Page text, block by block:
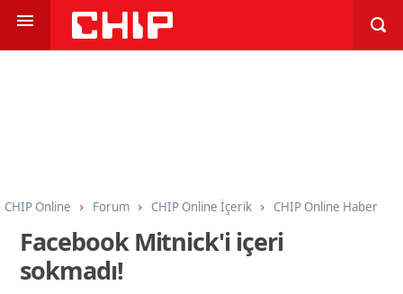
CHIP Online Forum CHIP Online İçerik CHIP Online Haber
Facebook Mitnick'i içeri
sokmadı!